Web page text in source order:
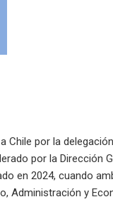
por la
por la Dirección
en 2024, cuando
Administración y